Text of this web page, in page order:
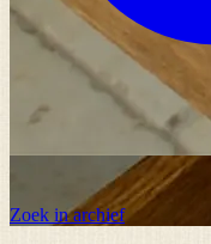
Zoek in archief